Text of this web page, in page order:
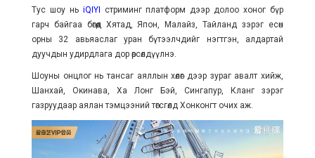
Тус шоу нь iQIYI
стриминг платформ дээр долоо хоног бүр
гарч байгаа бөгөөд Хятад, Япон, Малайз, Тайланд зэрэг есөн
орны 32 авьяаслаг уран бүтээлчдийг нэгтгэн, алдартай
дуучдын удирдлага дор өрсөлдүүлнэ.
Шоуны онцлог нь тансаг аяллын хөлөг дээр зураг авалт хийж,
Шанхай, Окинава, Ха Лонг Бэй, Сингапур, Кланг зэрэг
газруудаар аялан тэмцээний төгсгөлд Хонконгт очих аж.